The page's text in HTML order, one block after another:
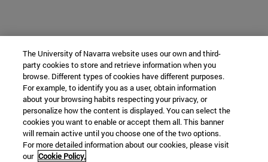
The University of Navarra website uses our own and third-
party cookies to store and retrieve information when you
browse. Different types of cookies have different purposes.
For example, to identify you as a user, obtain information
about your browsing habits respecting your privacy, or
personalize how the content is displayed. You can select the
cookies you want to enable or accept them all. This banner
will remain active until you choose one of the two options.
For more detailed information about our cookies, please visit
our Cookie Policy.